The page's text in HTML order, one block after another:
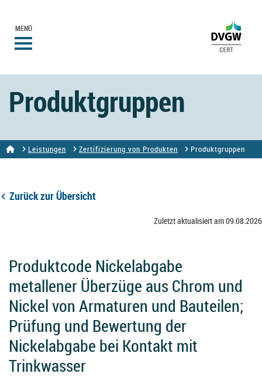
MENÜ
Produktgruppen
Leistungen Zertifizierung von Produkten Produktgruppen
Zurück zur Übersicht
Zuletzt aktualisiert am 09.08.2026
Produktcode Nickelabgabe
metallener Überzüge aus Chrom und
Nickel von Armaturen und Bauteilen;
Prüfung und Bewertung der
Nickelabgabe bei Kontakt mit
Trinkwasser